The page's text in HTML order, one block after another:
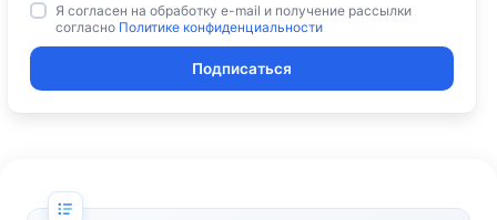
Я согласен на обработку e-mail и получение рассылки
согласно Политике конфиденциальности
Подписаться